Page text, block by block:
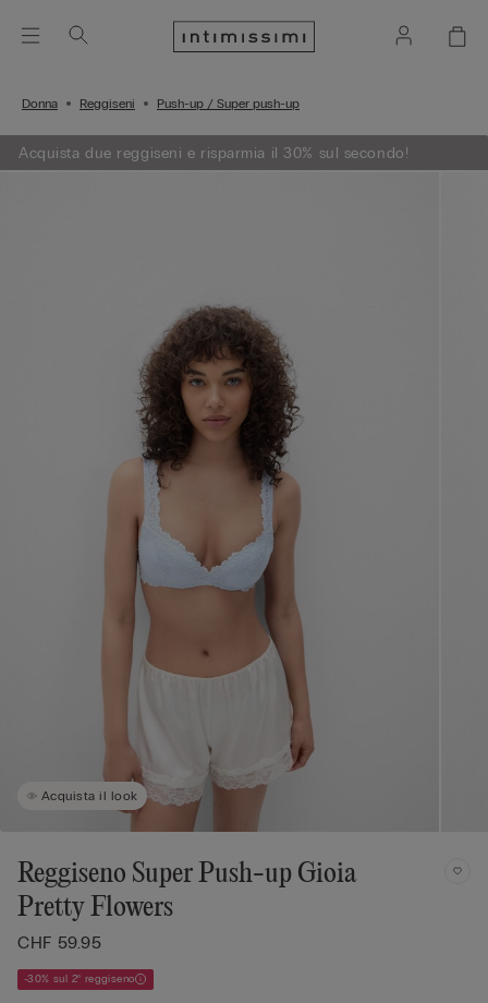
Donna Reggiseni Push-up / Super push-up
Acquista due reggiseni e risparmia il 30% sul secondo!
Acquista il look
Reggiseno Super Push-up Gioia
Pretty Flowers
CHF 59.95
-30% sul 2° reggiseno